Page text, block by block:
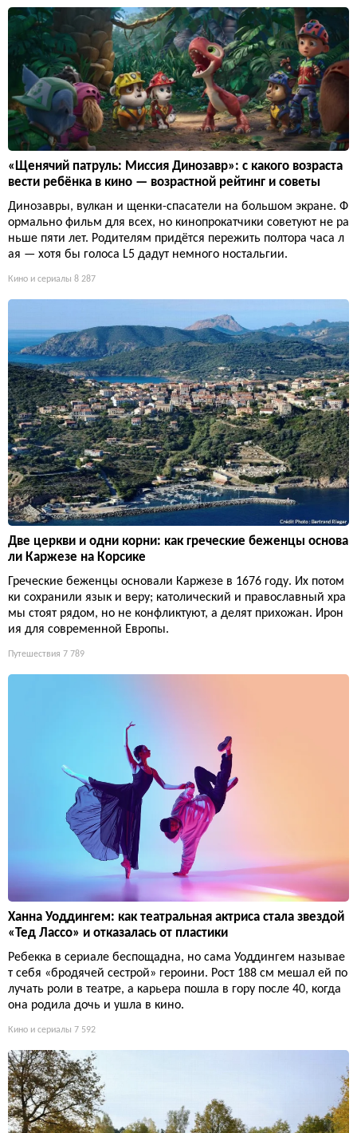
«Щенячий патруль: Миссия Динозавр»: с какого возраста
вести ребёнка в кино — возрастной рейтинг и советы
Динозавры, вулкан и щенки-спасатели на большом экране. Ф
ормально фильм для всех, но кинопрокатчики советуют не ра
ньше пяти лет. Родителям придётся пережить полтора часа л
ая — хотя бы голоса L5 дадут немного ностальгии.
Кино и сериалы 8 287
Две церкви и одни корни: как греческие беженцы основа
ли Каржезе на Корсике
Греческие беженцы основали Каржезе в 1676 году. Их потом
ки сохранили язык и веру; католический и православный хра
мы стоят рядом, но не конфликтуют, а делят прихожан. Ирон
ия для современной Европы.
Путешествия 7 789
Ханна Уоддингем: как театральная актриса стала звездой
«Тед Лассо» и отказалась от пластики
Ребекка в сериале беспощадна, но сама Уоддингем называе
т себя «бродячей сестрой» героини. Рост 188 см мешал ей по
лучать роли в театре, а карьера пошла в гору после 40, когда
она родила дочь и ушла в кино.
Кино и сериалы 7 592